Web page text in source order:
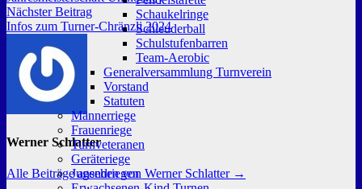
Schaukelringe
Schleuderball
Schulstufenbarren
Team-Aerobic
Generalversammlung Turnverein
Vorstand
Statuten
Männerriege
Frauenriege
Turnveteranen
Geräteriege
Jugendriegen
Nächster BeitragNächster
Beitrag:
Infos zum Turner-Chränzli 2024
Werner Schlatter
Alle Beiträge ansehen von Werner Schlatter →